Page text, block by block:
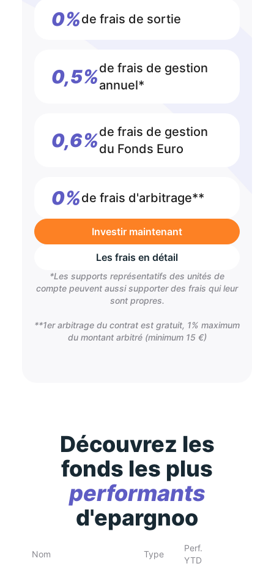
0%de frais de sortie
0,5%de frais de gestion
annuel*
0,6%de frais de gestion
du Fonds Euro
0%de frais d'arbitrage**
Investir maintenant
Les frais en détail
*Les supports représentatifs des unités de
compte peuvent aussi supporter des frais qui leur
sont propres.
**1er arbitrage du contrat est gratuit, 1% maximum
du montant arbitré (minimum 15 €)
Découvrez les
fonds les plus
performants
d'epargnoo
Nom Type
Perf.
YTD